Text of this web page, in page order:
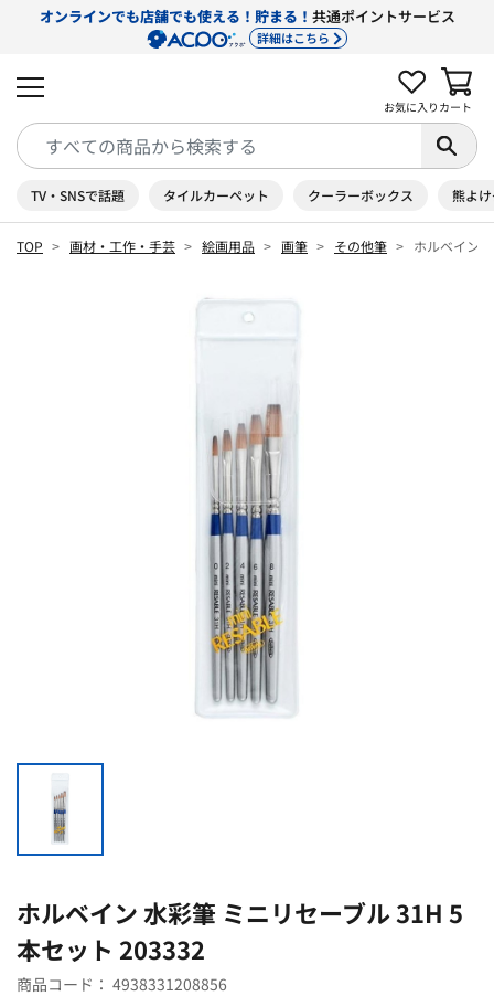
オンラインでも店舗でも使える！貯まる！ 共通ポイントサービス
詳細はこちら
お気に入り カート
TV・SNSで話題 タイルカーペット クーラーボックス 熊よ
TOP 画材・工作・手芸 絵画用品 画筆 その他筆 ホルベイン
ホルベイン 水彩筆 ミニリセーブル 31H 5
本セット 203332
商品コード： 4938331208856